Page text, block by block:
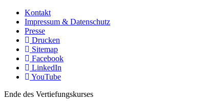
Kontakt
Impressum & Datenschutz
Presse
Drucken
Sitemap
Facebook
LinkedIn
YouTube
Ende des Vertiefungskurses